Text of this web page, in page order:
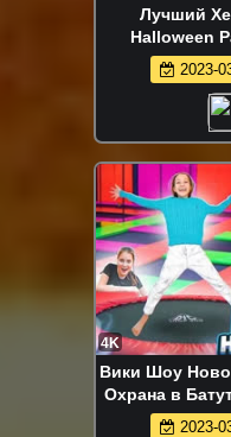
Лучший
Halloween
Хеллоуин
против
2023-
4K
Вики Шоу
Охрана в
2023-